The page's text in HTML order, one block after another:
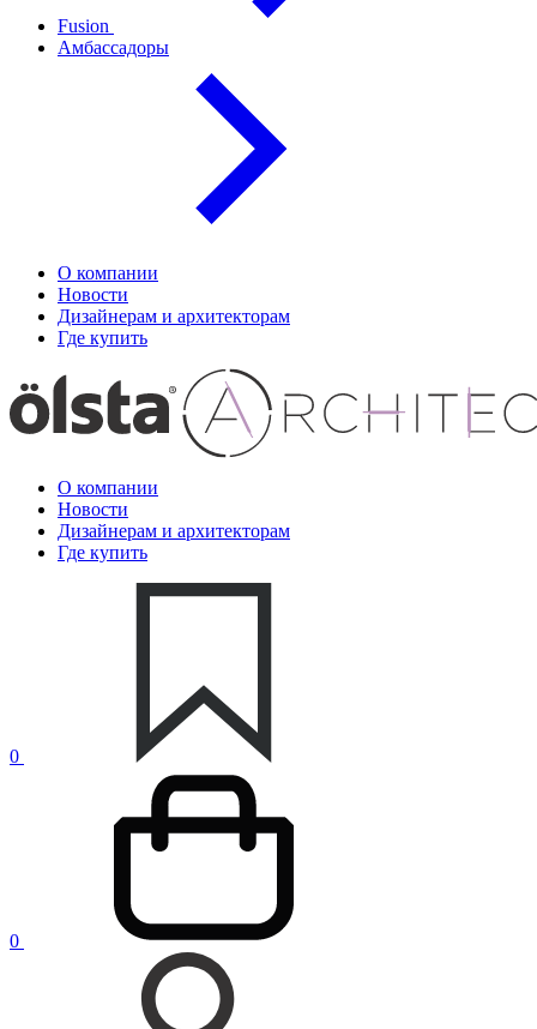
Fusion
Амбассадоры
О компании
Новости
Дизайнерам и архитекторам
Где купить
О компании
Новости
Дизайнерам и архитекторам
Где купить
0
0